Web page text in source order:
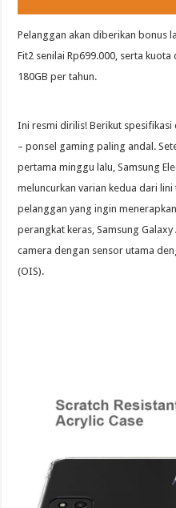
Pelanggan akan diberikan bonus
Fit2 senilai Rp699.000, serta
180GB per tahun.
Ini resmi dirilis! Berikut spesifikasi
– ponsel gaming paling andal.
pertama minggu lalu, Samsung
meluncurkan varian kedua dari
pelanggan yang ingin
perangkat keras, Samsung
camera dengan sensor utama
(OIS).